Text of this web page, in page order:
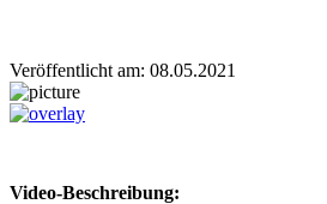
Veröffentlicht am: 08.05.2021
Video-Beschreibung: